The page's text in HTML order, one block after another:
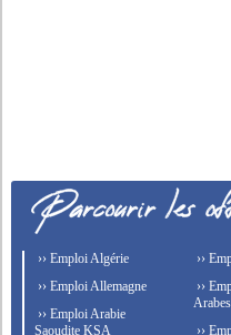
›› Emploi Algérie
›› Emploi Allemagne
›› Emploi Arabie
Saoudite KSA
››
››
››